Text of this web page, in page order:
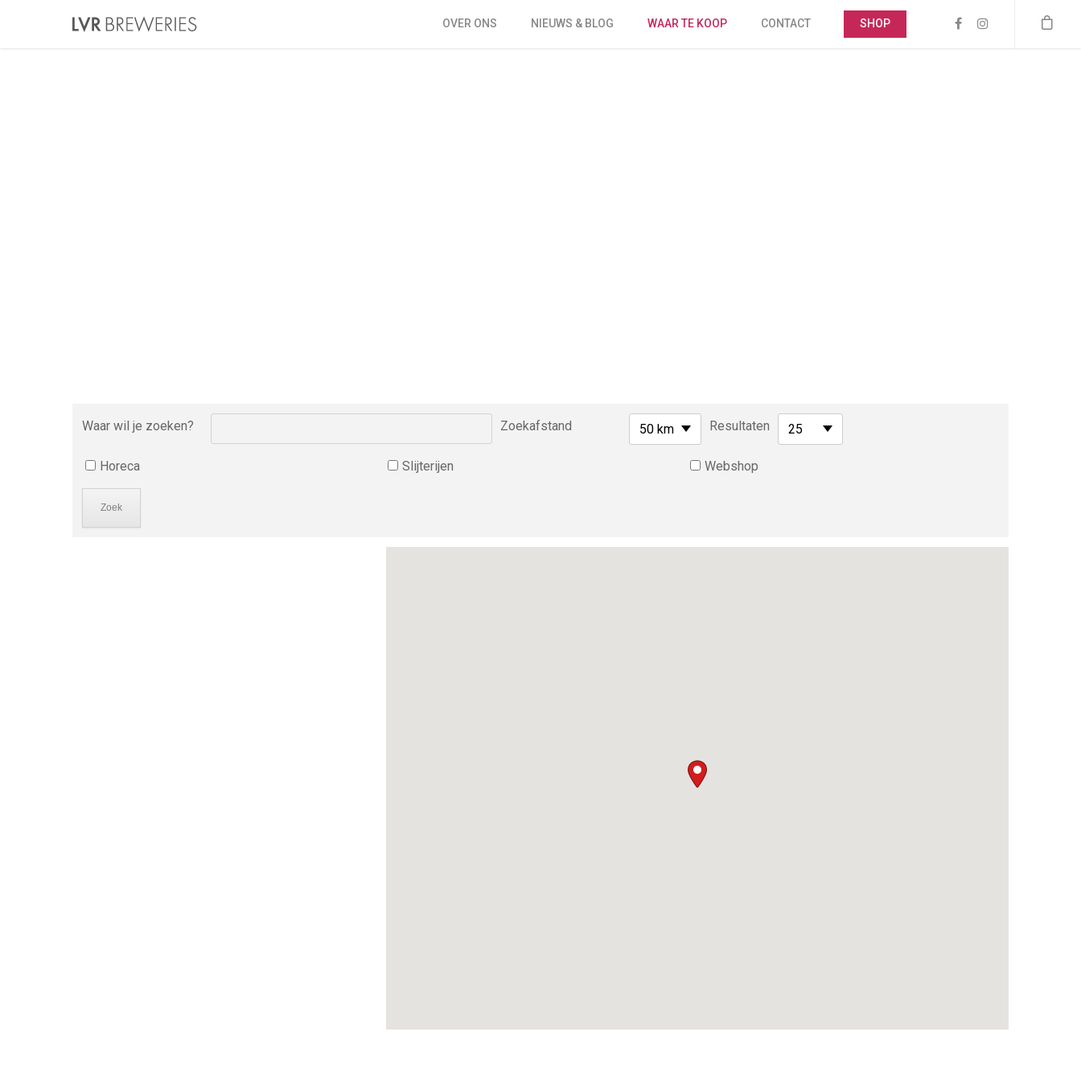
OVER ONS NIEUWS & BLOG WAAR TE KOOP CONTACT SHOP
Waar wil je zoeken? Zoekafstand 50 km Resultaten 25
Horeca Slijterijen Webshop